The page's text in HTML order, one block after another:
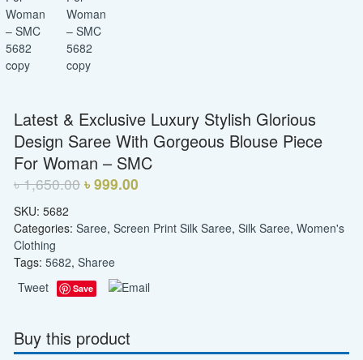
Latest & Exclusive Luxury Stylish Glorious
Design Saree With Gorgeous Blouse Piece
For Woman – SMC
৳1,650.00 ৳ 999.00
SKU: 5682
Categories: Saree, Screen Print Silk Saree, Silk Saree, Women's
Clothing
Tags: 5682, Sharee
Tweet
Save
Buy this product